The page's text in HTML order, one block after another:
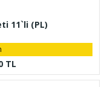
11`li (PL)
TL